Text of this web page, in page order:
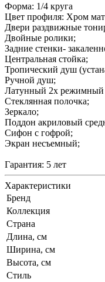
Форма: 1/4 круга
Цвет профиля: Хром
Двери раздвижные
Двойные ролики;
Задние стенки-
Центральная стойка;
Тропический душ
Ручной душ;
Латунный 2х режимный
Стеклянная полочка;
Зеркало;
Поддон акриловый
Сифон с гофрой;
Экран несъемный;
Гарантия: 5 лет
Характеристики
Бренд
Коллекция
Страна
Длина, см
Ширина, см
Высота, см
Стиль